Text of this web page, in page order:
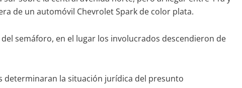
de un automóvil Chevrolet Spark de color plata.
semáforo, en el lugar los involucrados descendieron de
determinaran la situación jurídica del presunto